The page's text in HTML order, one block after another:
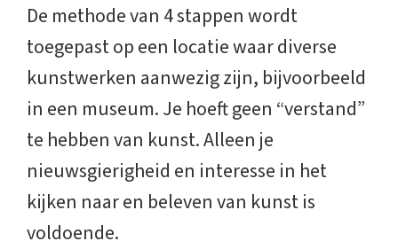
De methode van 4 stappen wordt
toegepast op een locatie waar diverse
kunstwerken aanwezig zijn, bijvoorbeeld
in een museum. Je hoeft geen “verstand”
te hebben van kunst. Alleen je
nieuwsgierigheid en interesse in het
kijken naar en beleven van kunst is
voldoende.